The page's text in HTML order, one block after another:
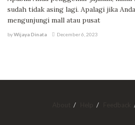
sudah tidak asing lagi. Apalagi jika
mengunjungi mall atau pusat
byWijaya Dinata December 6, 2023